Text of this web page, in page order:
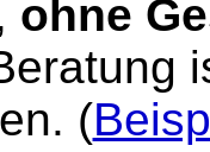
ohne
(